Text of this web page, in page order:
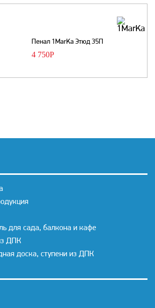
Пенал 1MarKa Этюд 35П
4 750Р
для сада, балкона и кафе
ДПК
доска, ступени из ДПК